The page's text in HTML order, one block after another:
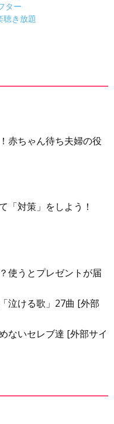
ター
聴き放題
赤ちゃん待ち夫婦の役
「対策」をしよう！
使うとプレゼントが届
泣ける歌」27曲 [外部
ないセレブ達 [外部サイ